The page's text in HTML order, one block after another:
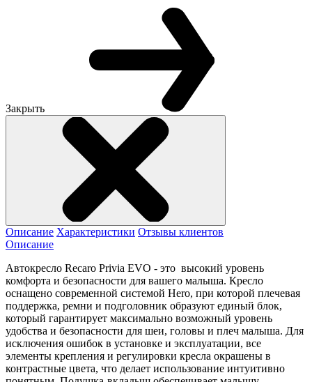
Закрыть
Описание Характеристики Отзывы клиентов
Описание
Автокресло Recaro Privia EVO - это высокий уровень
комфорта и безопасности для вашего малыша. Кресло
оснащено современной системой Hero, при которой плечевая
поддержка, ремни и подголовник образуют единый блок,
который гарантирует максимально возможный уровень
удобства и безопасности для шеи, головы и плеч малыша. Для
исключения ошибок в установке и эксплуатации, все
элементы крепления и регулировки кресла окрашены в
контрастные цвета, что делает использование интуитивно